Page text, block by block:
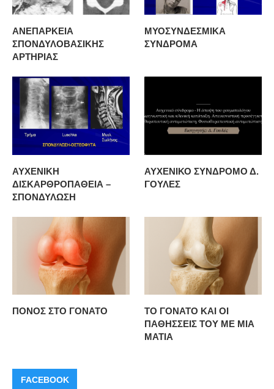
ΑΝΕΠΑΡΚΕΙΑ
ΣΠΟΝΔΥΛΟΒΑΣΙΚΗΣ
ΑΡΤΗΡΙΑΣ
ΜΥΟΣΥΝΔΕΣΜΙΚΑ
ΣΥΝΔΡΟΜΑ
ΑΥΧΕΝΙΚΗ
ΔΙΣΚΑΡΘΡΟΠΑΘΕΙΑ –
ΣΠΟΝΔΥΛΩΣΗ
ΑΥΧΕΝΙΚΟ ΣΥΝΔΡΟΜΟ Δ.
ΓΟΥΛΕΣ
ΠΟΝΟΣ ΣΤΟ ΓΟΝΑΤΟ
ΤΟ ΓΟΝΑΤΟ ΚΑΙ ΟΙ
ΠΑΘΗΣΣΕΙΣ ΤΟΥ ΜΕ ΜΙΑ
ΜΑΤΙΑ
FACEBOOK